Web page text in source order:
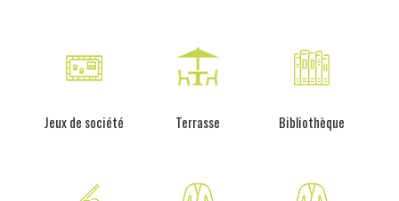
Jeux de société Terrasse Bibliothèque